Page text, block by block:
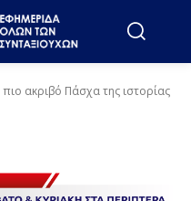
ακριβό Πάσχα της ιστορίας